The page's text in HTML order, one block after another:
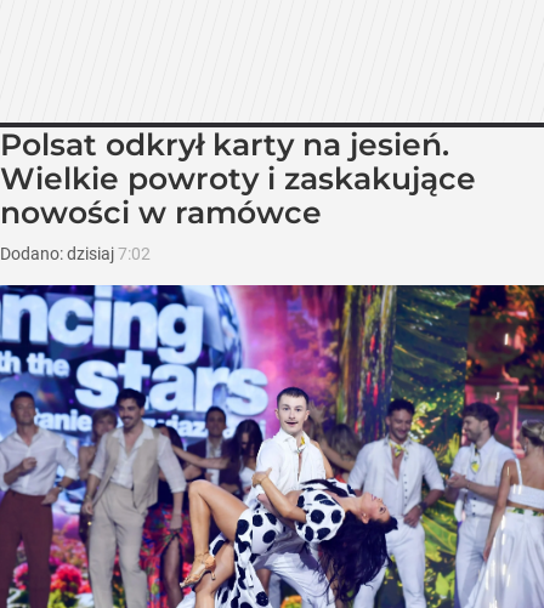
Polsat odkrył karty na jesień.
Wielkie powroty i zaskakujące
nowości w ramówce
Dodano:dzisiaj7:02